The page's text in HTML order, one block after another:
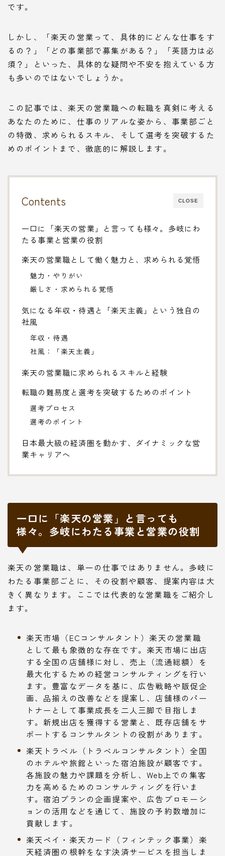
です。
しかし、「楽天の営業って、具体的にどんな仕事をす
るの？」「どの事業部で募集がある？」「英語力は必
須？」といった、具体的な疑問や不安を抱えている方
も多いのではないでしょうか。
この記事では、楽天の営業職への転職を真剣に考える
あなたのために、仕事のリアルな姿から、事業部ごと
の特徴、求められるスキル、そして選考を突破するた
めのポイントまで、徹底的に解説します。
CLOSE
Contents
一口に「楽天の営業」と言っても様々。多岐にわ
たる事業と営業の役割
楽天の営業職として働く魅力と、求められる覚悟
魅力・やりがい
厳しさ・求められる覚悟
気になる年収・待遇と「楽天主義」という独自の
社風
年収・待遇
社風：「楽天主義」
楽天の営業職に求められるスキルと経験
転職の難易度と選考を突破するためのポイント
選考プロセス
選考のポイント
日本最大級の経済圏を動かす、ダイナミックな営
業キャリアへ
一口に「楽天の営業」と言っても
様々。多岐にわたる事業と営業の役割
楽天の営業職は、単一の仕事ではありません。多岐に
わたる事業部ごとに、その役割や顧客、提案内容は大
きく異なります。ここでは代表的な営業職をご紹介し
ます。
楽天市場（ECコンサルタント）楽天の営業職
として最も象徴的な存在です。楽天市場に出店
する全国の店舗様に対し、売上（流通総額）を
最大化するための経営コンサルティングを行い
ます。豊富なデータを基に、広告戦略や販促企
画、品揃えの改善などを提案し、店舗様のパー
トナーとして事業成長を二人三脚で目指しま
す。新規出店を獲得する営業と、既存店舗をサ
ポートするコンサルタントの役割があります。
楽天トラベル（トラベルコンサルタント）全国
のホテルや旅館といった宿泊施設が顧客です。
各施設の魅力や課題を分析し、Web上での集客
力を高めるためのコンサルティングを行いま
す。宿泊プランの企画提案や、広告プロモーシ
ョンの活用などを通じて、施設の予約数増加に
貢献します。
楽天ペイ・楽天カード（フィンテック事業）楽
天経済圏の根幹をなす決済サービスを担当しま